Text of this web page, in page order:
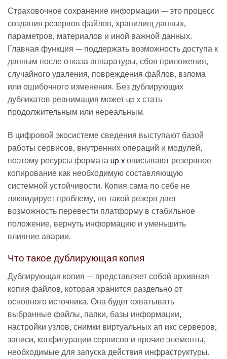
Страховочное сохранение информации — это процесс
создания резервов файлов, хранилищ данных,
параметров, материалов и иной важной данных.
Главная функция — поддержать возможность доступа к
данным после отказа аппаратуры, сбоя приложения,
случайного удаления, повреждения файлов, взлома
или ошибочного изменения. Без дублирующих
дубликатов реанимация может up x стать
продолжительным или нереальным.
В цифровой экосистеме сведения выступают базой
работы сервисов, внутренних операций и модулей,
поэтому ресурсы формата up xописывают резервное
копирование как необходимую составляющую
системной устойчивости. Копия сама по себе не
ликвидирует проблему, но такой резерв дает
возможность перевести платформу в стабильное
положение, вернуть информацию и уменьшить
влияние аварии.
Что такое дублирующая копия
Дублирующая копия — представляет собой архивная
копия файлов, которая хранится раздельно от
основного источника. Она будет охватывать
выбранные файлы, папки, базы информации,
настройки узлов, снимки виртуальных ап икс серверов,
записи, конфигурации сервисов и прочие элементы,
необходимые для запуска действия инфраструктуры.